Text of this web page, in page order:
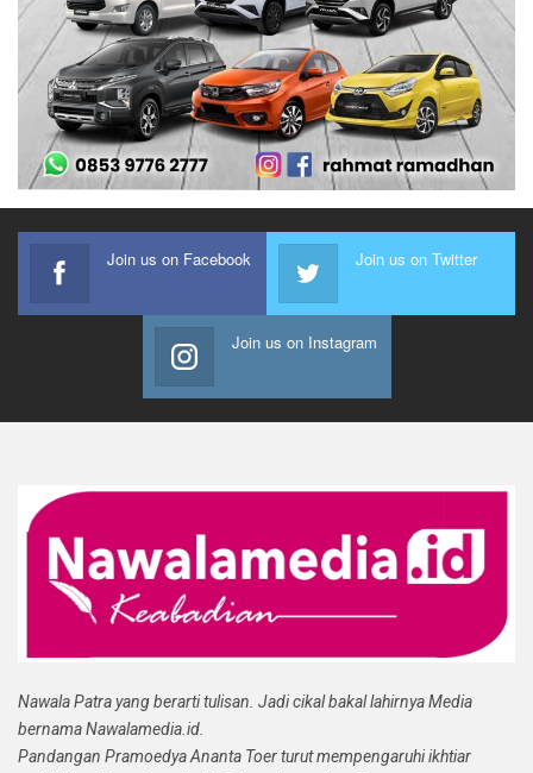
Join us on Facebook Join us on Twitter
Join us on Instagram
Nawala Patra yang berarti tulisan. Jadi cikal bakal lahirnya Media
bernama Nawalamedia.id.
Pandangan Pramoedya Ananta Toer turut mempengaruhi ikhtiar